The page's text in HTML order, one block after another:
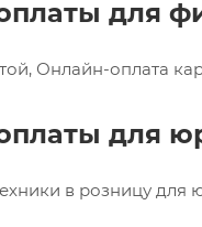
для
Онлайн-оплата
для
в розницу для